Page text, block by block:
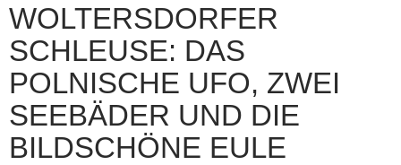
WOLTERSDORFER
SCHLEUSE: DAS
POLNISCHE UFO, ZWEI
SEEBÄDER UND DIE
BILDSCHÖNE EULE